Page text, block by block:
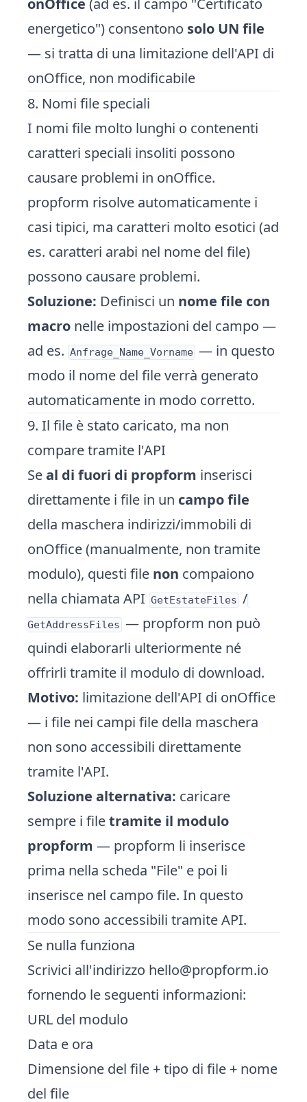
onOffice (ad es. il campo "Certificato
energetico") consentono solo UN file
— si tratta di una limitazione dell'API di
onOffice, non modificabile
8. Nomi file speciali
I nomi file molto lunghi o contenenti
caratteri speciali insoliti possono
causare problemi in onOffice.
propform risolve automaticamente i
casi tipici, ma caratteri molto esotici (ad
es. caratteri arabi nel nome del file)
possono causare problemi.
Soluzione: Definisci un nome file con
macro nelle impostazioni del campo —
ad es. Anfrage_Name_Vorname — in questo
modo il nome del file verrà generato
automaticamente in modo corretto.
9. Il file è stato caricato, ma non
compare tramite l'API
Seal di fuori di propform inserisci
direttamente i file in un campo file
della maschera indirizzi/immobili di
onOffice (manualmente, non tramite
modulo), questi file non compaiono
nella chiamata API GetEstateFiles /
GetAddressFiles — propform non può
quindi elaborarli ulteriormente né
offrirli tramite il modulo di download.
Motivo: limitazione dell'API di onOffice
— i file nei campi file della maschera
non sono accessibili direttamente
tramite l'API.
Soluzione alternativa: caricare
sempre i filetramite il modulo
propform — propform li inserisce
prima nella scheda "File" e poi li
inserisce nel campo file. In questo
modo sono accessibili tramite API.
Se nulla funziona
Scrivici all'indirizzo hello@propform.io
fornendo le seguenti informazioni:
URL del modulo
Data e ora
Dimensione del file + tipo di file + nome
del file